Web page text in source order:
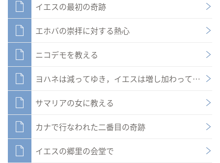
イエスの最初の奇跡
エホバの崇拝に対する熱心
ニコデモを教える
ヨハネは減ってゆき，イエスは増し加わってゆく
サマリアの女に教える
カナで行なわれた二番目の奇跡
イエスの郷里の会堂で